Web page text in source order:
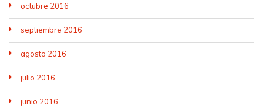
octubre 2016
septiembre 2016
agosto 2016
julio 2016
junio 2016